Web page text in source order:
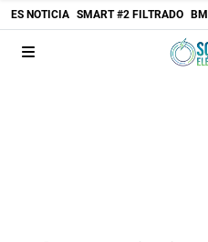
ES NOTICIA SMART #2 FILTRADO